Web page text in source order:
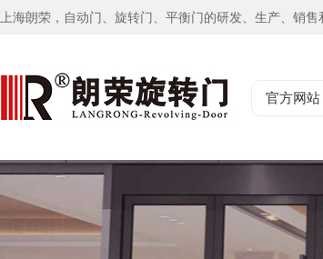
上海朗荣，自动门、旋转门、平衡门的研发、生产、销
官方网站